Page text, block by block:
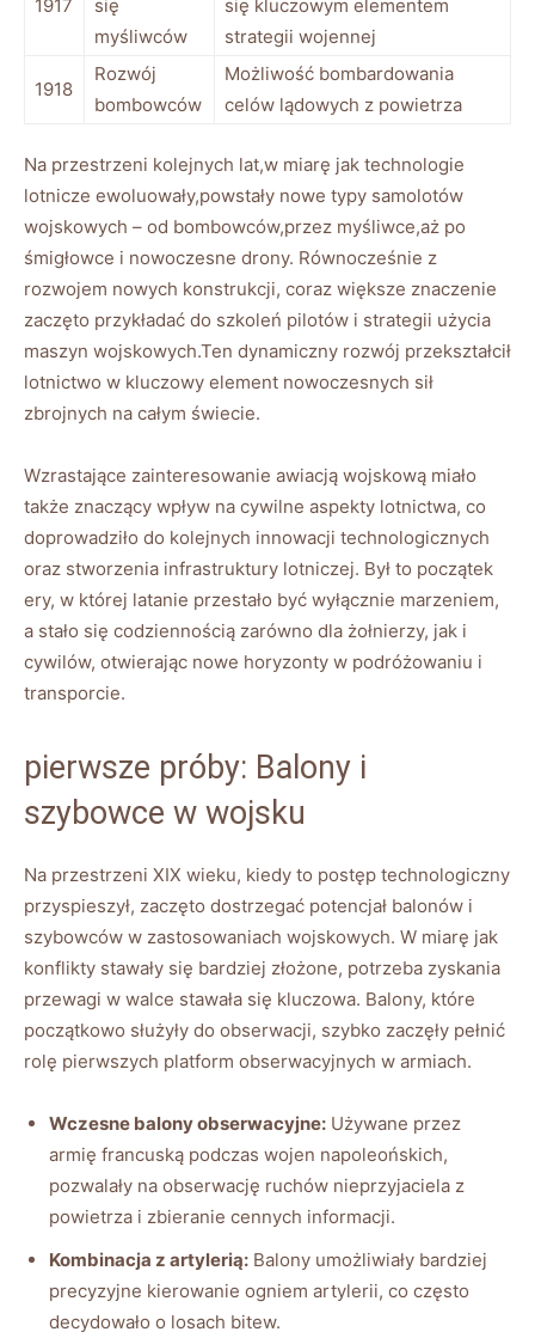
1917
się
myśliwców
się kluczowym elementem
strategii wojennej
1918
Rozwój
bombowców
Możliwość bombardowania
celów lądowych z powietrza
Na przestrzeni kolejnych lat,w miarę jak technologie
lotnicze ewoluowały,powstały nowe typy samolotów
wojskowych – od bombowców,przez myśliwce,aż po
śmigłowce i nowoczesne drony. Równocześnie z
rozwojem nowych konstrukcji, coraz większe znaczenie
zaczęto przykładać do szkoleń pilotów i strategii użycia
maszyn wojskowych.Ten dynamiczny rozwój przekształcił
lotnictwo w kluczowy element nowoczesnych sił
zbrojnych na całym świecie.
Wzrastające zainteresowanie awiacją wojskową miało
także znaczący wpływ na cywilne aspekty lotnictwa, co
doprowadziło do kolejnych innowacji technologicznych
oraz stworzenia infrastruktury lotniczej. Był to początek
ery, w której latanie przestało być wyłącznie marzeniem,
a stało się codziennością zarówno dla żołnierzy, jak i
cywilów, otwierając nowe horyzonty w podróżowaniu i
transporcie.
pierwsze próby: Balony i
szybowce w wojsku
Na przestrzeni XIX wieku, kiedy to postęp technologiczny
przyspieszył, zaczęto dostrzegać potencjał balonów i
szybowców w zastosowaniach wojskowych. W miarę jak
konflikty stawały się bardziej złożone, potrzeba zyskania
przewagi w walce stawała się kluczowa. Balony, które
początkowo służyły do obserwacji, szybko zaczęły pełnić
rolę pierwszych platform obserwacyjnych w armiach.
Wczesne balony obserwacyjne: Używane przez
armię francuską podczas wojen napoleońskich,
pozwalały na obserwację ruchów nieprzyjaciela z
powietrza i zbieranie cennych informacji.
Kombinacja z artylerią: Balony umożliwiały bardziej
precyzyjne kierowanie ogniem artylerii, co często
decydowało o losach bitew.